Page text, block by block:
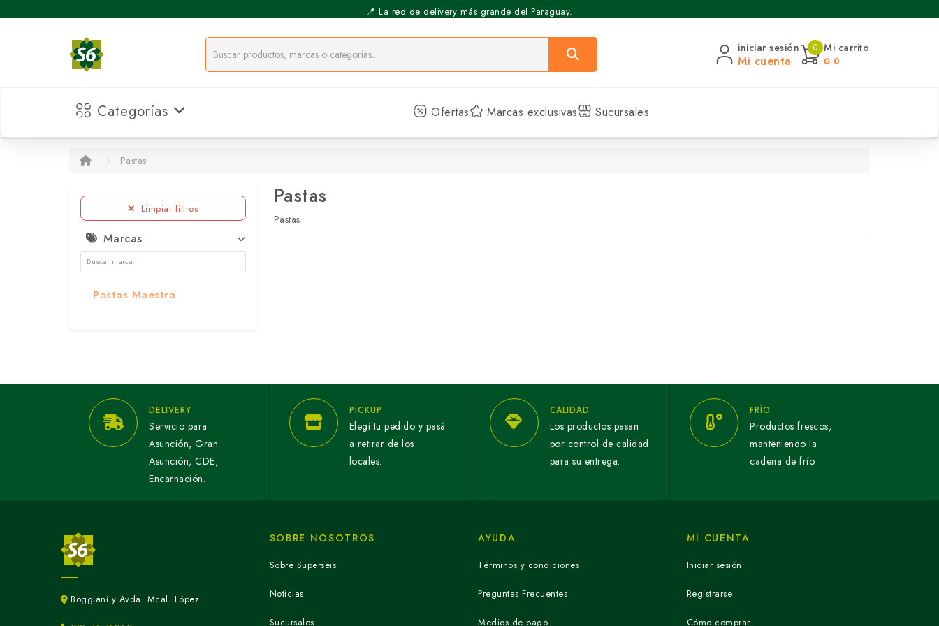
📍 La red de delivery más grande del Paraguay.
iniciar sesión
Mi cuenta
0 Mi carrito
₲ 0
Categorías Ofertas Marcas exclusivas Sucursales
Pastas
Limpiar filtros
Marcas
Pastas Maestra
Pastas
Pastas
DELIVERY
Servicio para
Asunción, Gran
Asunción, CDE,
Encarnación.
PICKUP
Elegí tu pedido y pasá
a retirar de los
locales.
CALIDAD
Los productos pasan
por control de calidad
para su entrega.
FRÍO
Productos frescos,
manteniendo la
cadena de frío.
Boggiani y Avda. Mcal. López
SOBRE NOSOTROS
Sobre Superseis
Noticias
Sucursales
AYUDA
Términos y condiciones
Preguntas Frecuentes
Medios de pago
MI CUENTA
Iniciar sesión
Registrarse
Cómo comprar